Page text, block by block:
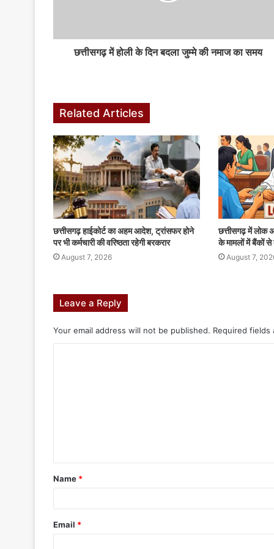
छत्तीसगढ़ में होली के दिन बदला जुम्मे की नमाज का समय
Related Articles
छत्तीसगढ़ हाईकोर्ट का अहम आदेश, ट्रांसफर होने
पर भी कर्मचारी की वरिष्ठता रहेगी बरकरार
August 7, 2026
छत्तीसगढ़ में लोक
के मामलों में बैंकों से
August 7,
Leave a Reply
Your email address will not be published. Required fields
Name *
Email *